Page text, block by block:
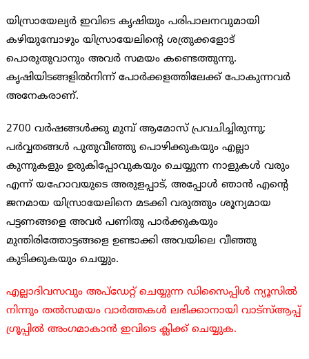
യിസ്രായേല്യര്‍ ഇവിടെ കൃഷിയും പരിപാലനവുമായി
കഴിയുമ്പോഴും യിസ്രായേലിന്റെ ശത്രുക്കളോട്
പൊരുതുവാനും അവര്‍ സമയം കണ്ടെത്തുന്നു.
കൃഷിയിടങ്ങളില്‍നിന്ന് പോര്‍ക്കളത്തിലേക്ക് പോകുന്നവര്‍
അനേകരാണ്.
2700 വര്‍ഷങ്ങള്‍ക്കു മുമ്പ് ആമോസ് പ്രവചിച്ചിരുന്നു;
പര്‍വ്വതങ്ങള്‍ പുതുവീഞ്ഞു പൊഴിക്കുകയും എല്ലാ
കുന്നുകളും ഉരുകിപ്പോവുകയും ചെയ്യുന്ന നാളുകള്‍ വരും
എന്ന് യഹോവയുടെ അരുളപ്പാട്, അപ്പോള്‍ ഞാന്‍ എന്റെ
ജനമായ യിസ്രായേലിനെ മടക്കി വരുത്തും ശൂന്യമായ
പട്ടണങ്ങളെ അവര്‍ പണിതു പാര്‍ക്കുകയും
മുന്തിരിത്തോട്ടങ്ങളെ ഉണ്ടാക്കി അവയിലെ വീഞ്ഞു
കുടിക്കുകയും ചെയ്യും.
എല്ലാദിവസവും അപ്ഡേറ്റ് ചെയ്യുന്ന ഡിസൈപ്പിൾ ന്യൂസിൽ
നിന്നും തൽസമയം വാർത്തകൾ ലഭിക്കാനായി വാട്സ്ആപ്പ്
ഗ്രൂപ്പിൽ അംഗമാകാൻ ഇവിടെ ക്ലിക്ക് ചെയ്യുക.